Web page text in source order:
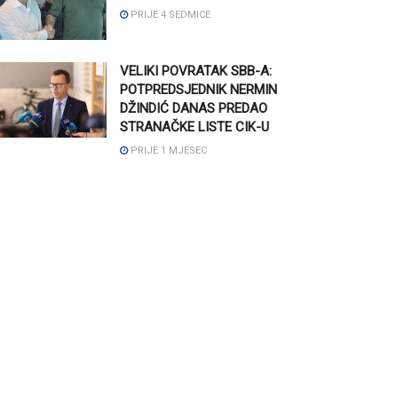
PRIJE 4 SEDMICE
VELIKI POVRATAK SBB-A:
POTPREDSJEDNIK NERMIN
DŽINDIĆ DANAS PREDAO
STRANAČKE LISTE CIK-U
PRIJE 1 MJESEC